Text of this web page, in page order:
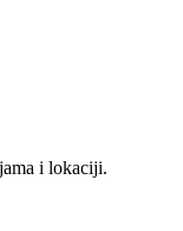
i lokaciji.